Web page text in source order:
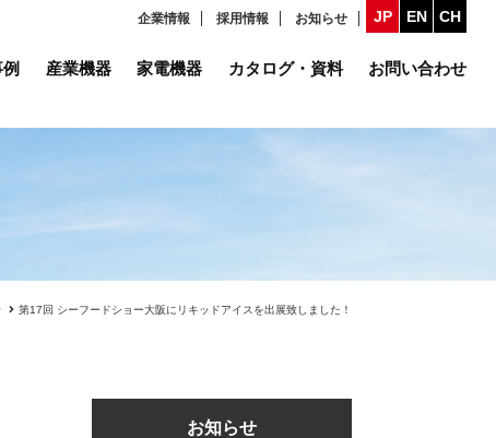
企業情報 採用情報 お知らせ JP EN CH
産業機器 家電機器 カタログ・資料 お問い合わせ
第17回 シーフードショー大阪にリキッドアイスを出展致しました！
お知らせ